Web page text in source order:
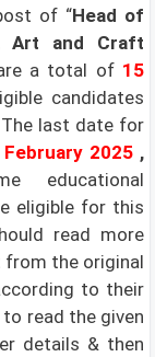
of “Head of
Art and Craft
a total of15
candidates
last date for
2025 ,
educational
eligible for this
read more
the original
to their
read the given
details & then